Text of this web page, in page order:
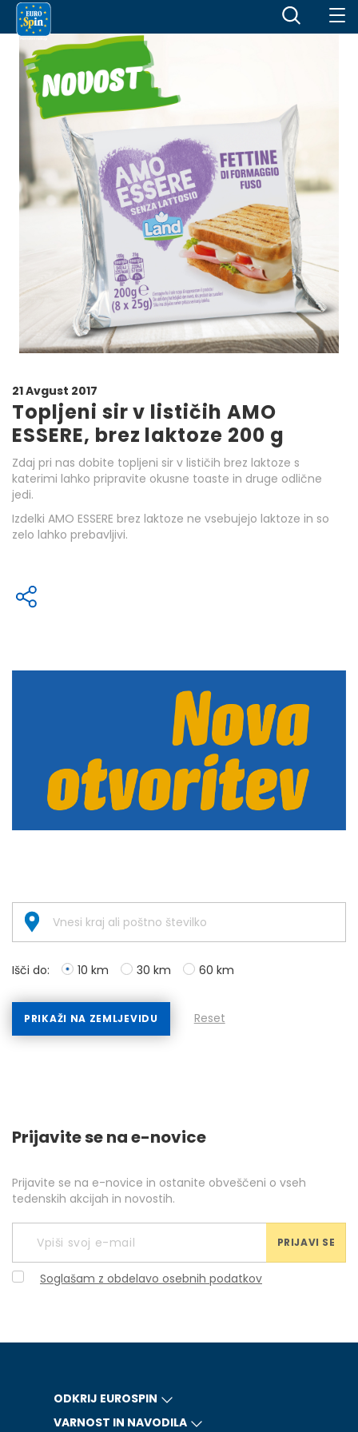
21 Avgust 2017
Topljeni sir v lističih AMO
ESSERE, brez laktoze 200 g
Zdaj pri nas dobite topljeni sir v lističih brez laktoze s
katerimi lahko pripravite okusne toaste in druge odlične
jedi.
Izdelki AMO ESSERE brez laktoze ne vsebujejo laktoze in so
zelo lahko prebavljivi.
Išči do: 10 km 30 km 60 km
PRIKAŽI NA ZEMLJEVIDU Reset
Prijavite se na e-novice
Prijavite se na e-novice in ostanite obveščeni o vseh
tedenskih akcijah in novostih.
PRIJAVI SE
Soglašam z obdelavo osebnih podatkov
ODKRIJ EUROSPIN
VARNOST IN NAVODILA